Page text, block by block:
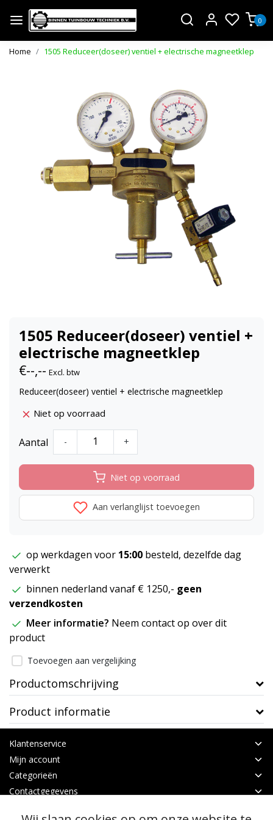
0
Home 1505 Reduceer(doseer) ventiel + electrische magneetklep
1505 Reduceer(doseer) ventiel +
electrische magneetklep
€--,-- Excl. btw
Reduceer(doseer) ventiel + electrische magneetklep
Niet op voorraad
Aantal - +
Niet op voorraad
Aan verlanglijst toevoegen
op werkdagen voor 15:00 besteld, dezelfde dag
verwerkt
binnen nederland vanaf € 1250,- geen
verzendkosten
Meer informatie? Neem contact op over dit
product
Toevoegen aan vergelijking
Productomschrijving
Product informatie
Klantenservice
Mijn account
Categorieën
Contactgegevens